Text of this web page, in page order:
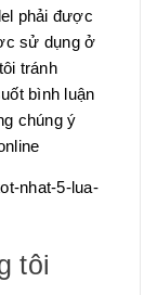
phải được
sử dụng ở
tránh
bình luận
chúng ý
tôi